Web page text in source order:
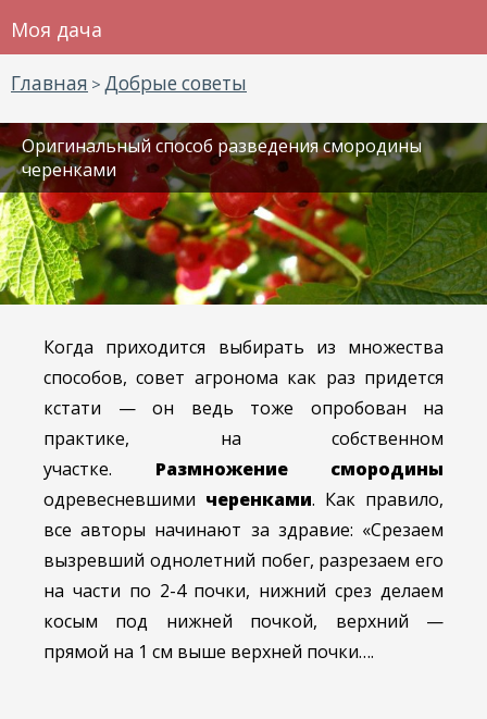
Моя дача
Главная > Добрые советы
Оригинальный способ разведения смородины
черенками
Когда приходится выбирать из множества
способов, совет агронома как раз придется
кстати — он ведь тоже опробован на
практике, на собственном
участке. Размножение смородины
одревесневшими черенками. Как правило,
все авторы начинают за здравие: «Срезаем
вызревший однолетний побег, разрезаем его
на части по 2-4 почки, нижний срез делаем
косым под нижней почкой, верхний —
прямой на 1 см выше верхней почки….